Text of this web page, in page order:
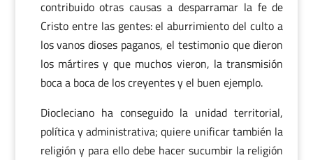
contribuido otras causas a desparramar la fe de
Cristo entre las gentes: el aburrimiento del culto a
los vanos dioses paganos, el testimonio que dieron
los mártires y que muchos vieron, la transmisión
boca a boca de los creyentes y el buen ejemplo.
Diocleciano ha conseguido la unidad territorial,
política y administrativa; quiere unificar también la
religión y para ello debe hacer sucumbir la religión